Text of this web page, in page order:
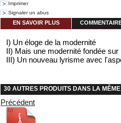
Imprimer
Signaler un abus
EN SAVOIR PLUS
I) Un éloge de la modernité
II) Mais une modernité fondée sur
III) Un nouveau lyrisme avec
30 AUTRES PRODUITS DANS LA
Précédent